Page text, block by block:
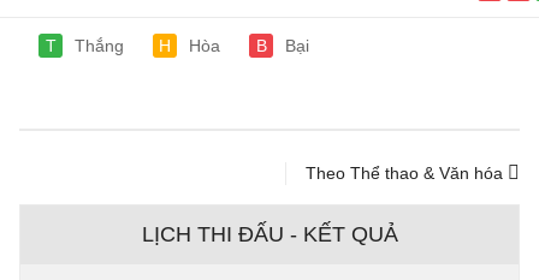
T Thắng H Hòa B Bại
Theo Thể thao & Văn hóa
LỊCH THI ĐẤU - KẾT QUẢ